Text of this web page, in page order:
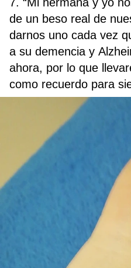
7. “Mi hermana y yo
de un beso real de
darnos uno cada vez
a su demencia y
ahora, por lo que
como recuerdo para